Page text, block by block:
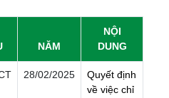
NĂM
NỘI
DUNG
28/02/2025 Quyết định
về việc chỉ